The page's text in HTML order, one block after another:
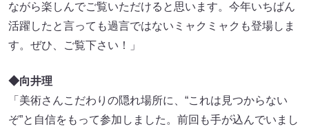
ながら楽しんでご覧いただけると思います。今年いちばん
活躍したと言っても過言ではないミャクミャクも登場しま
す。ぜひ、ご覧下さい！」
◆向井理
「美術さんこだわりの隠れ場所に、“これは見つからない
ぞ”と自信をもって参加しました。前回も手が込んでいまし